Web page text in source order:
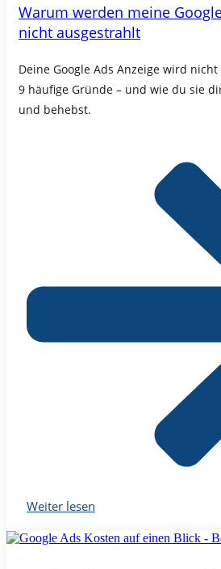
Warum werden meine
nicht ausgestrahlt
Deine Google Ads Anzeige wird
9 häufige Gründe – und wie du sie
und behebst.
Weiter lesen